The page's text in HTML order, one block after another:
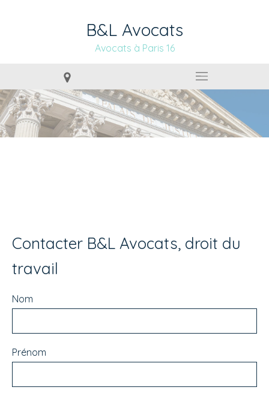
B&L Avocats
Avocats à Paris 16
Contacter B&L Avocats, droit du
travail
Nom
Prénom